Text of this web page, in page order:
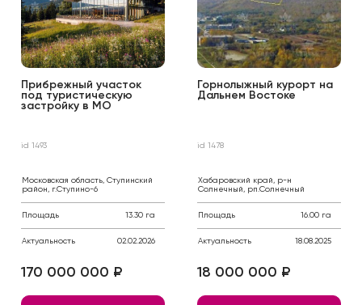
Прибрежный участок
под туристическую
застройку в МО
id 1493
Московская область, Ступинский
район, г.Ступино-6
Площадь 13.30 га
Актуальность 02.02.2026
170 000 000 ₽
Горнолыжный курорт на
Дальнем Востоке
id 1478
Хабаровский край, р-н
Солнечный, рп.Солнечный
Площадь 16.00 га
Актуальность 18.08.2025
18 000 000 ₽